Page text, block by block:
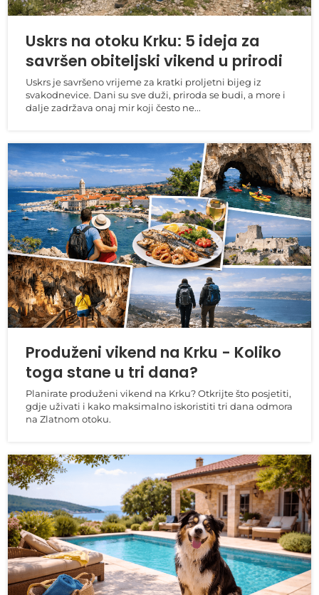
Uskrs na otoku Krku: 5 ideja za
savršen obiteljski vikend u prirodi
Uskrs je savršeno vrijeme za kratki proljetni bijeg iz
svakodnevice. Dani su sve duži, priroda se budi, a more i
dalje zadržava onaj mir koji često ne...
Produženi vikend na Krku - Koliko
toga stane u tri dana?
Planirate produženi vikend na Krku? Otkrijte što posjetiti,
gdje uživati i kako maksimalno iskoristiti tri dana odmora
na Zlatnom otoku.